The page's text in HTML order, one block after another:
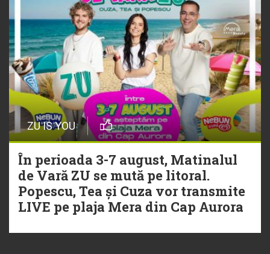
ZU IS YOU
În perioada 3-7 august, Matinalul
de Vară ZU se mută pe litoral.
Popescu, Tea și Cuza vor transmite
LIVE pe plaja Mera din Cap Aurora